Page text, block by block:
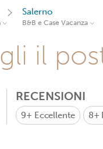
Salerno
B&B e Case Vacanza
il
RECENSIONI
9+ Eccellente 8+